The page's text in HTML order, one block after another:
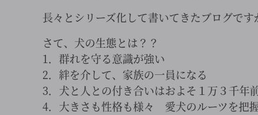
長々とシリーズ化して書いてきたブログです
さて、犬の生態とは？？
1．群れを守る意識が強い
2．絆を介して、家族の一員になる
3．犬と人との付き合いはおよそ１万３千年
4．大きさも性格も様々 愛犬のルーツを把